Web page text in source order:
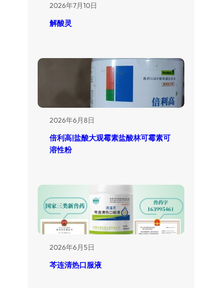
2026年7月10日
解酸灵
2026年6月8日
倍利高|盐酸大观霉素盐酸林可霉素可
溶性粉
2026年6月5日
芩连清热口服液